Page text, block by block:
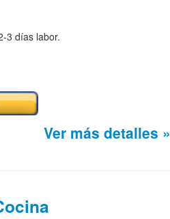
3 días labor.
Ver más detalles »